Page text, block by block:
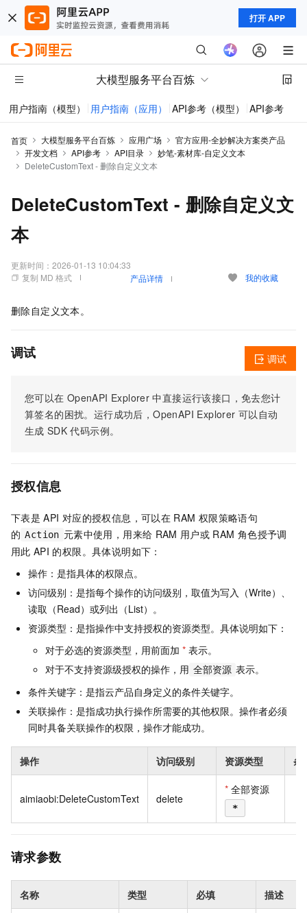
打开 APP
大模型服务平台百炼
用户指南（模型） 用户指南（应用） API参考（模型） API参考（应
首页 大模型服务平台百炼 应用广场
官方应用-全妙解决方案类产品
开发文档
API参考 API目录
妙笔-素材库-自定义文本
DeleteCustomText - 删除自定义文本
DeleteCustomText - 删除自定义文
本
更新时间： 2026-01-13 10:04:33
复制 MD 格式
产品详情 我的收藏
删除自定义文本。
调试
您可以在 OpenAPI Explorer 中直接运行该接口，免去您计
算签名的困扰。运行成功后，OpenAPI Explorer 可以自动
生成 SDK 代码示例。
调试
授权信息
下表是 API 对应的授权信息，可以在 RAM 权限策略语句
的 Action 元素中使用，用来给 RAM 用户或 RAM 角色授予调
用此 API 的权限。具体说明如下：
操作：是指具体的权限点。
访问级别：是指每个操作的访问级别，取值为写入（Write）、
读取（Read）或列出（List）。
资源类型：是指操作中支持授权的资源类型。具体说明如下：
对于必选的资源类型，用前面加 * 表示。
对于不支持资源级授权的操作，用 全部资源 表示。
条件关键字：是指云产品自身定义的条件关键字。
关联操作：是指成功执行操作所需要的其他权限。操作者必须
同时具备关联操作的权限，操作才能成功。
操作 访问级别 资源类型 条
aimiaobi:DeleteCustomText delete
* 全部资源
*
请求参数
名称 类型 必填 描述